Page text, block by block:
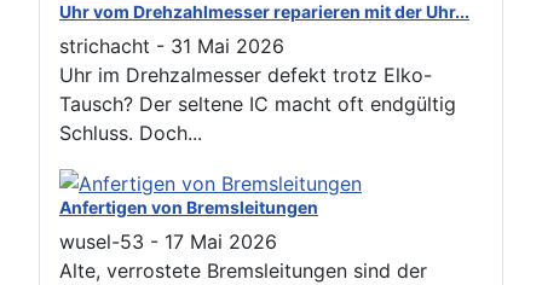
Uhr vom Drehzahlmesser reparieren mit der Uhr...
strichacht - 31 Mai 2026
Uhr im Drehzalmesser defekt trotz Elko-
Tausch? Der seltene IC macht oft endgültig
Schluss. Doch...
Anfertigen von Bremsleitungen
wusel-53 - 17 Mai 2026
Alte, verrostete Bremsleitungen sind der